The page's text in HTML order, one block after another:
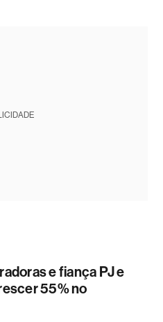
e fiança PJ e
55% no